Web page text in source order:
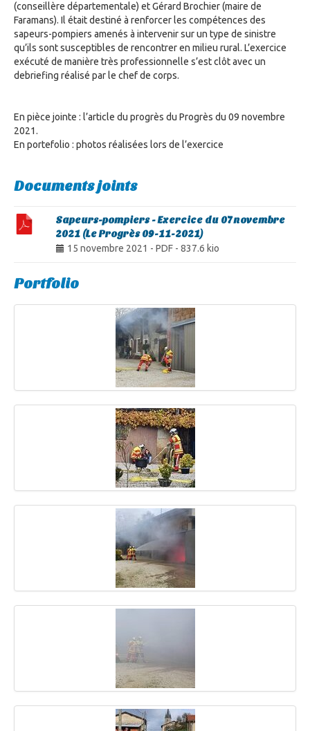
(conseillère départementale) et Gérard Brochier (maire de
Faramans). Il était destiné à renforcer les compétences des
sapeurs-pompiers amenés à intervenir sur un type de sinistre
qu’ils sont susceptibles de rencontrer en milieu rural. L’exercice
exécuté de manière très professionnelle s’est clôt avec un
debriefing réalisé par le chef de corps.
En pièce jointe : l’article du progrès du Progrès du 09 novembre
2021.
En portefolio : photos réalisées lors de l’exercice
Documents joints
Sapeurs-pompiers - Exercice du 07 novembre
2021 (Le Progrès 09-11-2021)
15 novembre 2021 - PDF - 837.6 kio
Portfolio